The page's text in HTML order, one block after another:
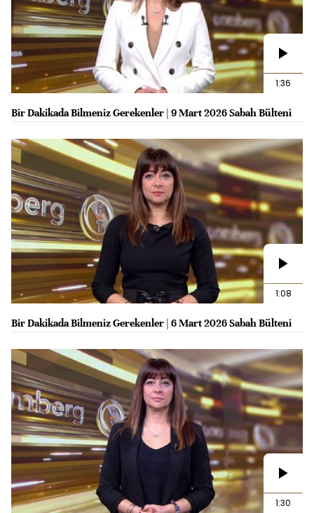
1:36
Bir Dakikada Bilmeniz Gerekenler | 9 Mart 2026 Sabah Bülteni
1:08
Bir Dakikada Bilmeniz Gerekenler | 6 Mart 2026 Sabah Bülteni
1:30